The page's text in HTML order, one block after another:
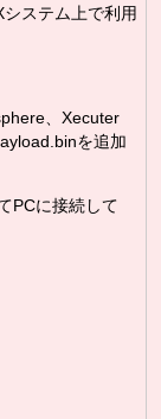
ステム上で利用
、Xecuter
を追加
PCに接続して